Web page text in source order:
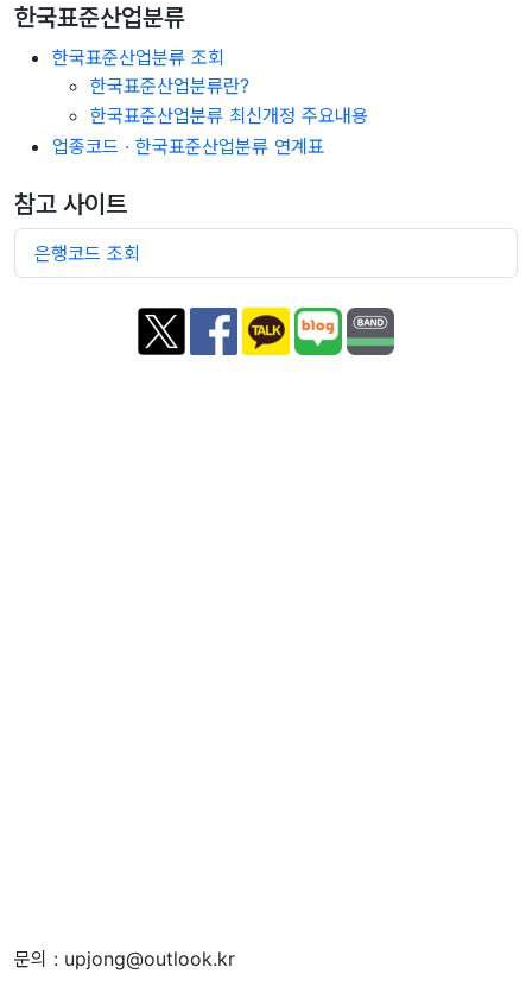
한국표준산업분류
한국표준산업분류 조회
한국표준산업분류란?
한국표준산업분류 최신개정 주요내용
업종코드 · 한국표준산업분류 연계표
참고 사이트
은행코드 조회
문의 : upjong@outlook.kr